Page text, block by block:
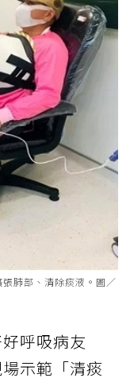
肺部、清除痰液。圖／
呼吸病友
示範「清痰